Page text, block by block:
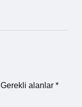
Gerekli alanlar *